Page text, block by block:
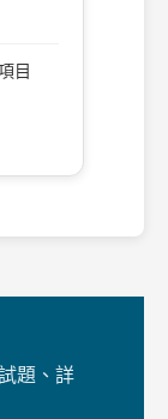
目
題、詳